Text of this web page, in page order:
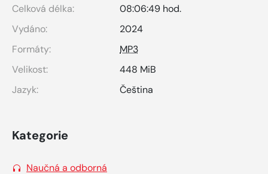
Celková délka:
08:06:49 hod.
Vydáno:
2024
Formáty:
MP3
Velikost:
448 MiB
Jazyk:
Čeština
Kategorie
Naučná a odborná